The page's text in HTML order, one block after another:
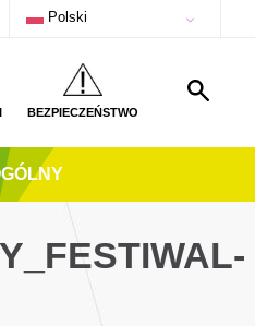
Polski
BEZPIECZEŃSTWO